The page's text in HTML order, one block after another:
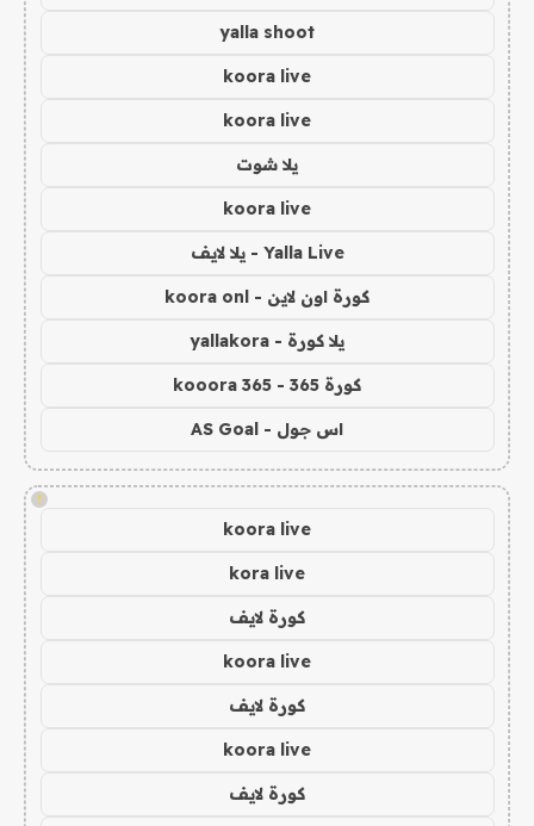
yalla shoot
koora live
koora live
يلا شوت
koora live
Yalla Live - يلا لايف
كورة اون لاين - koora onl
يلا كورة - yallakora
كورة 365 - kooora 365
اس جول - AS Goal
!
koora live
kora live
كورة لايف
koora live
كورة لايف
koora live
كورة لايف